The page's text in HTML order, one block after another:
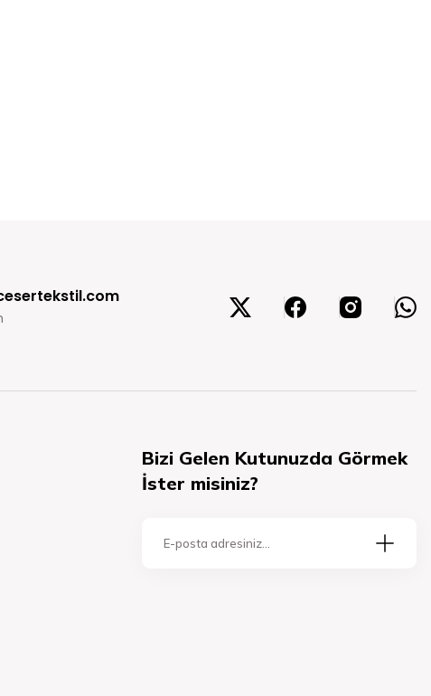
Bizi Gelen Kutunuzda Görmek
İster misiniz?